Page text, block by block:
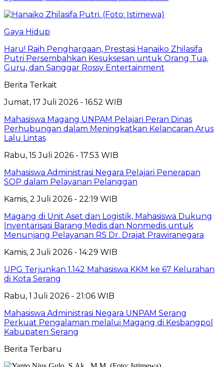
Gaya Hidup
Haru! Raih Penghargaan, Prestasi Hanaiko Zhilasifa
Putri Persembahkan Kesuksesan untuk Orang Tua,
Guru, dan Sanggar Rossy Entertainment
Berita Terkait
Jumat, 17 Juli 2026 - 16:52 WIB
Mahasiswa Magang UNPAM Pelajari Peran Dinas
Perhubungan dalam Meningkatkan Kelancaran Arus
Lalu Lintas
Rabu, 15 Juli 2026 - 17:53 WIB
Mahasiswa Administrasi Negara Pelajari Penerapan
SOP dalam Pelayanan Pelanggan
Kamis, 2 Juli 2026 - 22:19 WIB
Magang di Unit Aset dan Logistik, Mahasiswa Dukung
Inventarisasi Barang Medis dan Nonmedis untuk
Menunjang Pelayanan RS Dr. Drajat Prawiranegara
Kamis, 2 Juli 2026 - 14:29 WIB
UPG Terjunkan 1.142 Mahasiswa KKM ke 67 Kelurahan
di Kota Serang
Rabu, 1 Juli 2026 - 21:06 WIB
Mahasiswa Administrasi Negara UNPAM Serang
Perkuat Pengalaman melalui Magang di Kesbangpol
Kabupaten Serang
Berita Terbaru